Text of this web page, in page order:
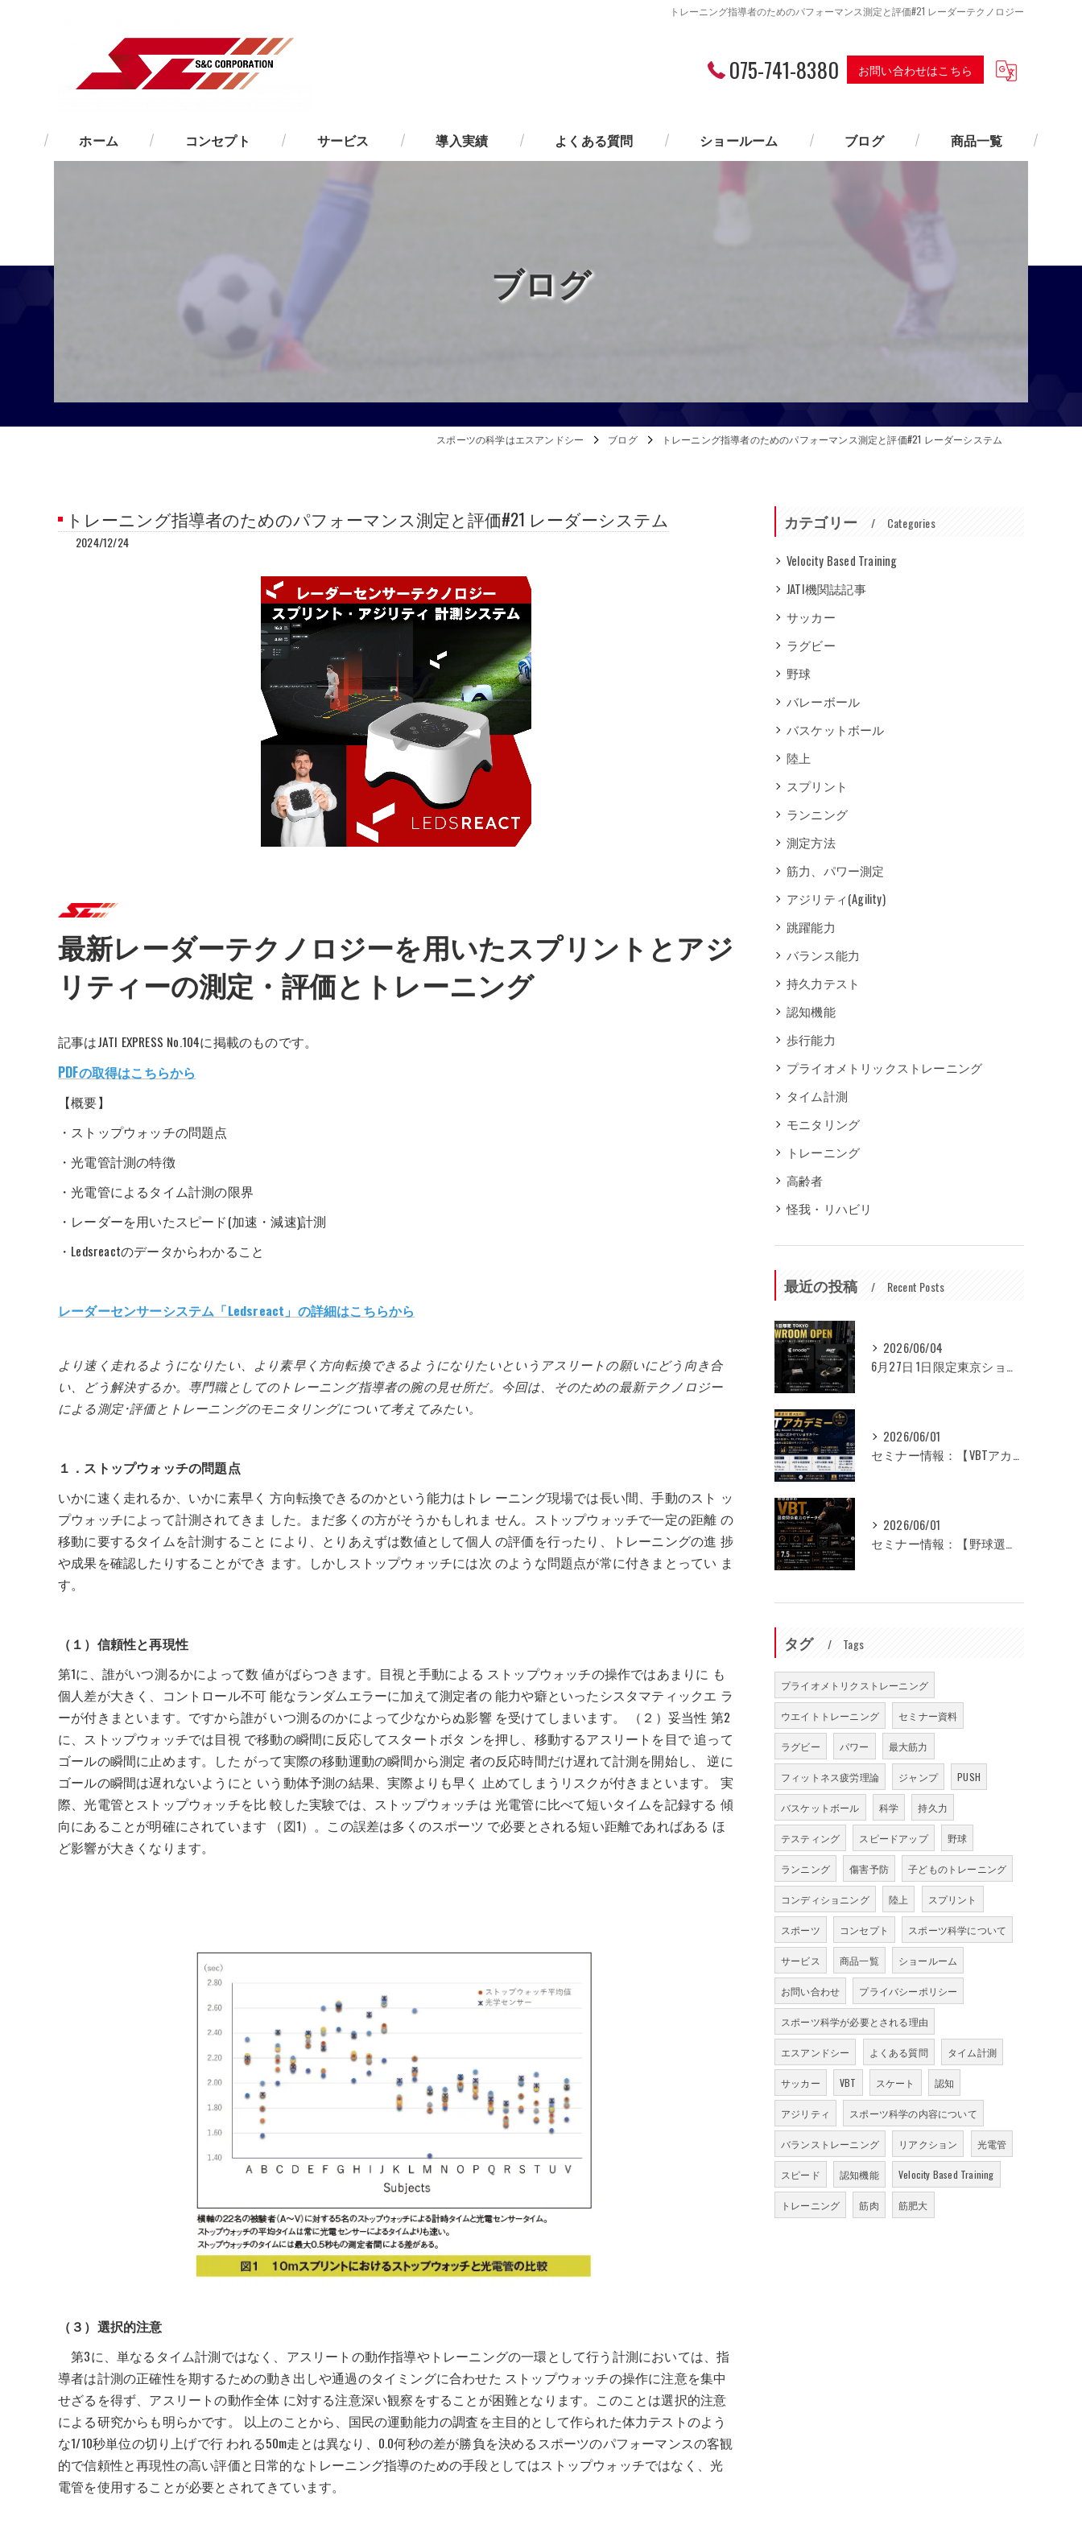
トレーニング指導者のためのパフォーマンス測定と評価#21 レーダーテクノロジー
075-741-8380 お問い合わせはこちら
ホーム コンセプト サービス 導入実績 よくある質問 ショールーム ブログ 商品一覧
ブログ
スポーツの科学はエスアンドシー ブログ トレーニング指導者のためのパフォーマンス測定と評価#21 レーダーシステム
トレーニング指導者のためのパフォーマンス測定と評価#21 レーダーシステム
2024/12/24
最新レーダーテクノロジーを用いたスプリントとアジ
リティーの測定・評価とトレーニング
記事はJATI EXPRESS No.104に掲載のものです。
PDFの取得はこちらから
【概要】
・ストップウォッチの問題点
・光電管計測の特徴
・光電管によるタイム計測の限界
・レーダーを用いたスピード(加速・減速)計測
・Ledsreactのデータからわかること
レーダーセンサーシステム「Ledsreact」の詳細はこちらから
より速く走れるようになりたい、より素早く方向転換できるようになりたいというアスリートの願いにどう向き合
い、どう解決するか。専門職としてのトレーニング指導者の腕の見せ所だ。今回は、そのための最新テクノロジー
による測定･評価とトレーニングのモニタリングについて考えてみたい。
１．ストップウォッチの問題点
いかに速く走れるか、いかに素早く 方向転換できるのかという能力はトレ ーニング現場では長い間、手動のスト ッ
プウォッチによって計測されてきま した。まだ多くの方がそうかもしれま せん。ストップウォッチで一定の距離 の
移動に要するタイムを計測すること により、とりあえずは数値として個人 の評価を行ったり、トレーニングの進 捗
や成果を確認したりすることができ ます。しかしストップウォッチには次 のような問題点が常に付きまとってい ま
す。
（１）信頼性と再現性
第1に、誰がいつ測るかによって数 値がばらつきます。目視と手動による ストップウォッチの操作ではあまりに も
個人差が大きく、コントロール不可 能なランダムエラーに加えて測定者の 能力や癖といったシスタマティックエ ラ
ーが付きまといます。ですから誰が いつ測るのかによって少なからぬ影響 を受けてしまいます。 （２）妥当性 第2
に、ストップウォッチでは目視 で移動の瞬間に反応してスタートボタ ンを押し、移動するアスリートを目で 追って
ゴールの瞬間に止めます。した がって実際の移動運動の瞬間から測定 者の反応時間だけ遅れて計測を開始し、 逆に
ゴールの瞬間は遅れないようにと いう動体予測の結果、実際よりも早く 止めてしまうリスクが付きまといます。 実
際、光電管とストップウォッチを比 較した実験では、ストップウォッチは 光電管に比べて短いタイムを記録する 傾
向にあることが明確にされています （図1）。この誤差は多くのスポーツ で必要とされる短い距離であればある ほ
ど影響が大きくなります。
（３）選択的注意
第3に、単なるタイム計測ではなく、アスリートの動作指導やトレーニングの一環として行う計測においては、指
導者は計測の正確性を期するための動き出しや通過のタイミングに合わせた ストップウォッチの操作に注意を集中
せざるを得ず、アスリートの動作全体 に対する注意深い観察をすることが困難となります。このことは選択的注意
による研究からも明らかです。 以上のことから、国民の運動能力の調査を主目的として作られた体力テストのよう
な1/10秒単位の切り上げで行 われる50m走とは異なり、0.0何秒の差が勝負を決めるスポーツのパフォーマンスの客観
的で信頼性と再現性の高い評価と日常的なトレーニング指導のための手段としてはストップウォッチではなく、光
電管を使用することが必要とされてきています。
カテゴリー Categories
Velocity Based Training
JATI機関誌記事
サッカー
ラグビー
野球
バレーボール
バスケットボール
陸上
スプリント
ランニング
測定方法
筋力、パワー測定
アジリティ(Agility)
跳躍能力
バランス能力
持久力テスト
認知機能
歩行能力
プライオメトリックストレーニング
タイム計測
モニタリング
トレーニング
高齢者
怪我・リハビリ
最近の投稿 Recent Posts
2026/06/04
6月27日 1日限定東京ショールームオープンのお知らせ
2026/06/01
セミナー情報：【VBTアカデミー】オンライン全5回
2026/06/01
セミナー情報：【野球選手のVBTと回旋関係能力のデータ化】
タグ Tags
プライオメトリクストレーニング
ウエイトトレーニング セミナー資料
ラグビー パワー 最大筋力
フィットネス疲労理論 ジャンプ PUSH
バスケットボール 科学 持久力
テスティング スピードアップ 野球
ランニング 傷害予防 子どものトレーニング
コンディショニング 陸上 スプリント
スポーツ コンセプト スポーツ科学について
サービス 商品一覧 ショールーム
お問い合わせ プライバシーポリシー
スポーツ科学が必要とされる理由
エスアンドシー よくある質問 タイム計測
サッカー VBT スケート 認知
アジリティ スポーツ科学の内容について
バランストレーニング リアクション 光電管
スピード 認知機能 Velocity Based Training
トレーニング 筋肉 筋肥大